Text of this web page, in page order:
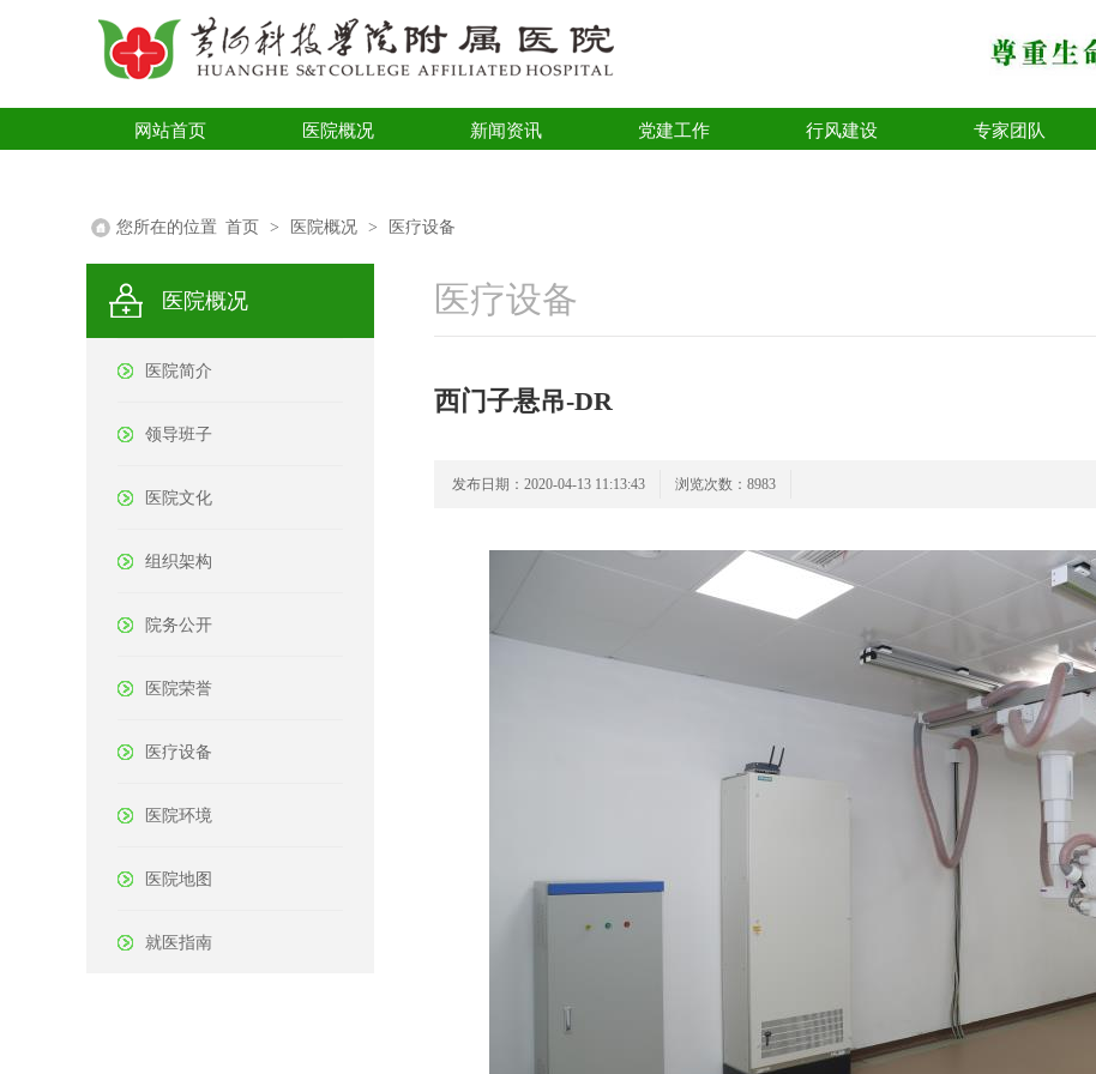
网站首页 医院概况 新闻资讯 党建工作 行风建设 专家团队
您所在的位置 首页 > 医院概况 > 医疗设备
医院概况
医院简介
领导班子
医院文化
组织架构
院务公开
医院荣誉
医疗设备
医院环境
医院地图
就医指南
医疗设备
西门子悬吊-DR
发布日期：2020-04-13 11:13:43 浏览次数：8983